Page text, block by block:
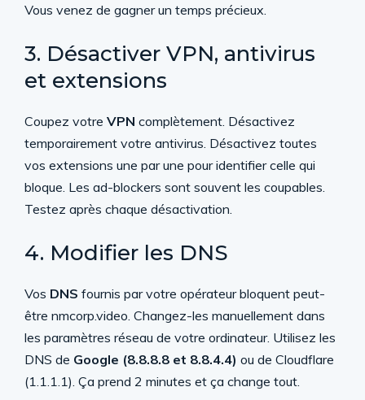
Vous venez de gagner un temps précieux.
3. Désactiver VPN, antivirus
et extensions
Coupez votre VPN complètement. Désactivez
temporairement votre antivirus. Désactivez toutes
vos extensions une par une pour identifier celle qui
bloque. Les ad-blockers sont souvent les coupables.
Testez après chaque désactivation.
4. Modifier les DNS
Vos DNS fournis par votre opérateur bloquent peut-
être nmcorp.video. Changez-les manuellement dans
les paramètres réseau de votre ordinateur. Utilisez les
DNS de Google (8.8.8.8 et 8.8.4.4) ou de Cloudflare
(1.1.1.1). Ça prend 2 minutes et ça change tout.